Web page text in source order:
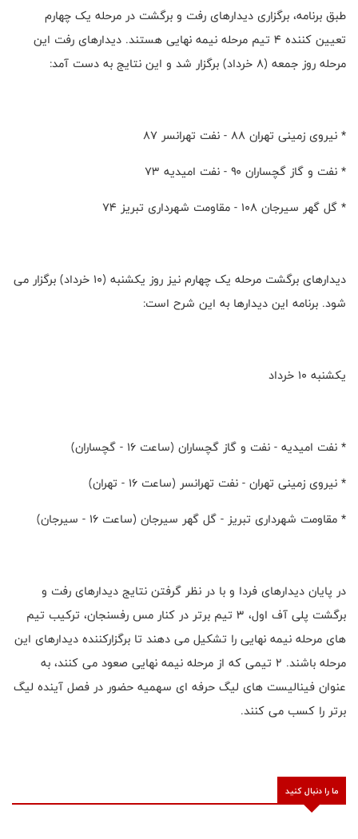
طبق برنامه، برگزاری دیدارهای رفت و برگشت در مرحله یک چهارم
تعیین کننده ۴ تیم مرحله نیمه نهایی هستند. دیدارهای رفت این
مرحله روز جمعه (۸ خرداد) برگزار شد و این نتایج به دست آمد:
* نیروی زمینی تهران ۸۸ - نفت تهرانسر ۸۷
* نفت و گاز گچساران ۹۰ - نفت امیدیه ۷۳
* گل گهر سیرجان ۱۰۸ - مقاومت شهرداری تبریز ۷۴
دیدارهای برگشت مرحله یک چهارم نیز روز یکشنبه (۱۰ خرداد) برگزار می
شود. برنامه این دیدارها به این شرح است:
یکشنبه ۱۰ خرداد
* نفت امیدیه - نفت و گاز گچساران (ساعت ۱۶ - گچساران)
* نیروی زمینی تهران - نفت تهرانسر (ساعت ۱۶ - تهران)
* مقاومت شهرداری تبریز - گل گهر سیرجان (ساعت ۱۶ - سیرجان)
در پایان دیدارهای فردا و با در نظر گرفتن نتایج دیدارهای رفت و
برگشت پلی آف اول، ۳ تیم برتر در کنار مس رفسنجان، ترکیب تیم
های مرحله نیمه نهایی را تشکیل می دهند تا برگزارکننده دیدارهای این
مرحله باشند. ۲ تیمی که از مرحله نیمه نهایی صعود می کنند، به
عنوان فینالیست های لیگ حرفه ای سهمیه حضور در فصل آینده لیگ
برتر را کسب می کنند.
ما را دنبال کنید